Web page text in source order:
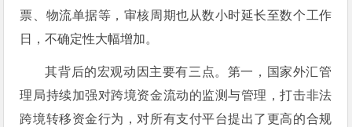
票、物流单据等，审核周期也从数小时延长至数个工作
日，不确定性大幅增加。
其背后的宏观动因主要有三点。第一，国家外汇管
理局持续加强对跨境资金流动的监测与管理，打击非法
跨境转移资金行为，对所有支付平台提出了更高的合规